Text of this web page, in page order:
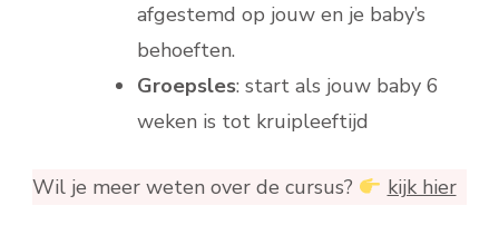
afgestemd op jouw en je baby’s
behoeften.
Groepsles: start als jouw baby 6
weken is tot kruipleeftijd
Wil je meer weten over de cursus? kijk hier